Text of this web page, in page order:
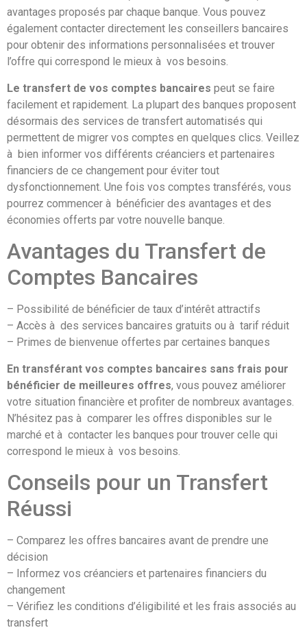
avantages proposés par chaque banque. Vous pouvez
également contacter directement les conseillers bancaires
pour obtenir des informations personnalisées et trouver
l’offre qui correspond le mieux à vos besoins.
Le transfert de vos comptes bancaires peut se faire
facilement et rapidement. La plupart des banques proposent
désormais des services de transfert automatisés qui
permettent de migrer vos comptes en quelques clics. Veillez
à bien informer vos différents créanciers et partenaires
financiers de ce changement pour éviter tout
dysfonctionnement. Une fois vos comptes transférés, vous
pourrez commencer à bénéficier des avantages et des
économies offerts par votre nouvelle banque.
Avantages du Transfert de
Comptes Bancaires
– Possibilité de bénéficier de taux d’intérêt attractifs
– Accès à des services bancaires gratuits ou à tarif réduit
– Primes de bienvenue offertes par certaines banques
En transférant vos comptes bancaires sans frais pour
bénéficier de meilleures offres, vous pouvez améliorer
votre situation financière et profiter de nombreux avantages.
N’hésitez pas à comparer les offres disponibles sur le
marché et à contacter les banques pour trouver celle qui
correspond le mieux à vos besoins.
Conseils pour un Transfert
Réussi
– Comparez les offres bancaires avant de prendre une
décision
– Informez vos créanciers et partenaires financiers du
changement
– Vérifiez les conditions d’éligibilité et les frais associés au
transfert